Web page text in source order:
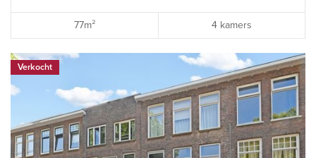
77m² 4 kamers
Verkocht